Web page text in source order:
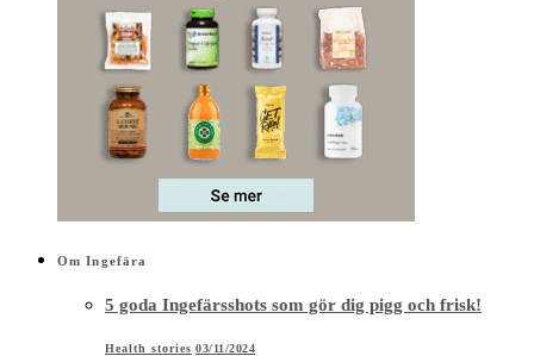
Om Ingefära
5 goda Ingefärsshots som gör dig pigg och frisk!
Health stories 03/11/2024